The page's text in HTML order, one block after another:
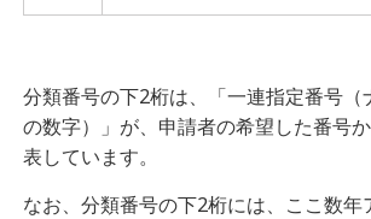
分類番号の下2桁は、「一連指定番号（
の数字）」が、申請者の希望した番号
表しています。
なお、分類番号の下2桁には、ここ数年